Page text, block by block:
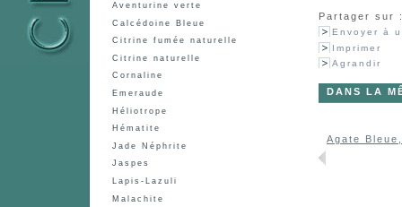
Aventurine verte
Calcédoine Bleue
Citrine fumée naturelle
Citrine naturelle
Cornaline
Emeraude
Héliotrope
Hématite
Jade Néphrite
Jaspes
Lapis-Lazuli
Malachite
Partager sur
Envoyer à
Imprimer
Agrandir
DANS LA
Agate